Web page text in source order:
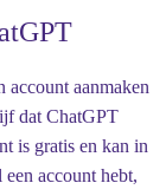
account aanmaken
dat ChatGPT
is gratis en kan in
account hebt,